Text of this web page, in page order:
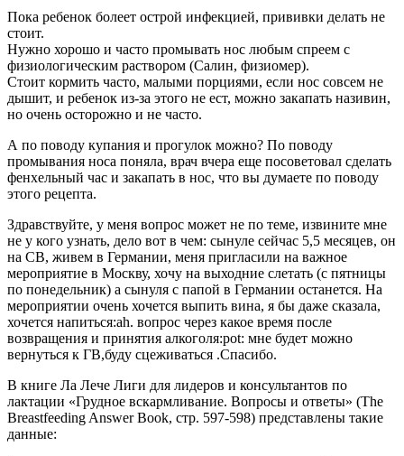
Пока ребенок болеет острой инфекцией, прививки делать не
стоит.
Нужно хорошо и часто промывать нос любым спреем с
физиологическим раствором (Салин, физиомер).
Стоит кормить часто, малыми порциями, если нос совсем не
дышит, и ребенок из-за этого не ест, можно закапать називин,
но очень осторожно и не часто.
А по поводу купания и прогулок можно? По поводу
промывания носа поняла, врач вчера еще посоветовал сделать
фенхельный час и закапать в нос, что вы думаете по поводу
этого рецепта.
Здравствуйте, у меня вопрос может не по теме, извините мне
не у кого узнать, дело вот в чем: сынуле сейчас 5,5 месяцев, он
на СВ, живем в Германии, меня пригласили на важное
мероприятие в Москву, хочу на выходние слетать (с пятницы
по понедельник) а сынуля с папой в Германии останется. На
мероприятии очень хочется выпить вина, я бы даже сказала,
хочется напиться:ah. вопрос через какое время после
возвращения и принятия алкоголя:pot: мне будет можно
вернуться к ГВ,буду сцеживаться .Спасибо.
В книге Ла Лече Лиги для лидеров и консультантов по
лактации «Грудное вскармливание. Вопросы и ответы» (The
Breastfeeding Answer Book, стр. 597-598) представлены такие
данные: